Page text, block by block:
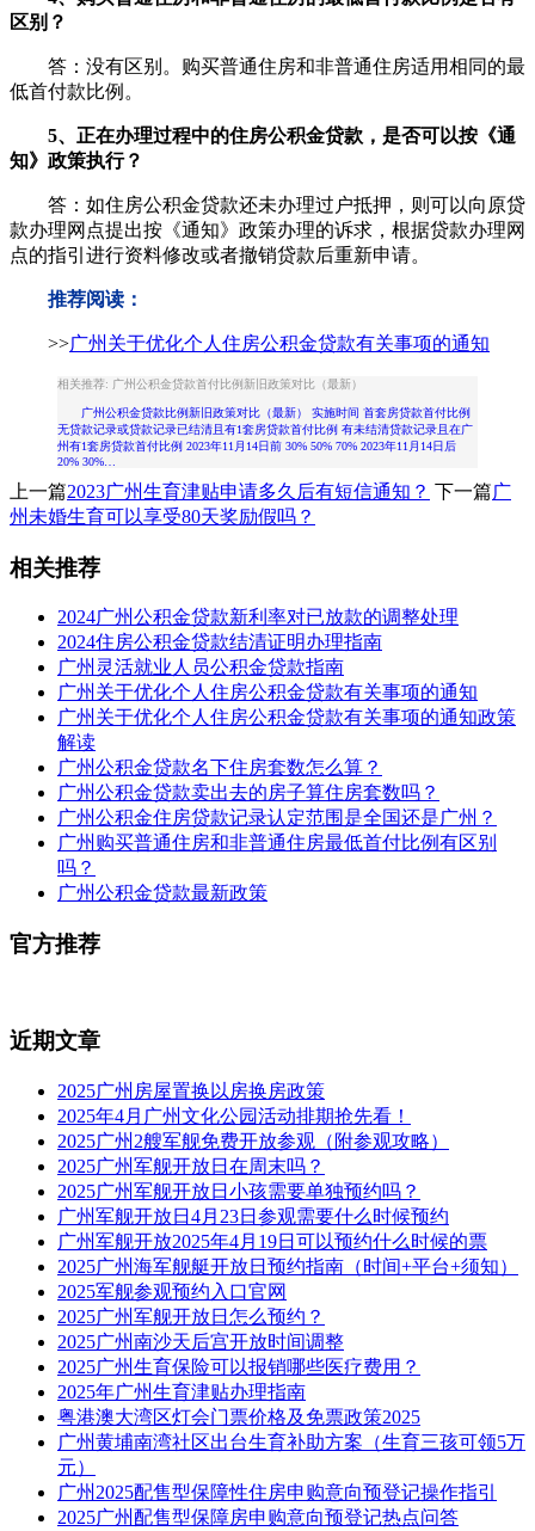
区别？
答：没有区别。购买普通住房和非普通住房适用相同的最
低首付款比例。
5、 正在办理过程中的住房公积金贷款，是否可以按《通
知》政策执行？
答：如住房公积金贷款还未办理过户抵押，则可以向原贷
款办理网点提出按《通知》政策办理的诉求，根据贷款办理网
点的指引进行资料修改或者撤销贷款后重新申请。
推荐阅读：
>>广州关于优化个人住房公积金贷款有关事项的通知
相关推荐: 广州公积金贷款首付比例新旧政策对比（最新）
广州公积金贷款比例新旧政策对比（最新） 实施时间 首套房贷款首付比例
无贷款记录或贷款记录已结清且有1套房贷款首付比例 有未结清贷款记录且在广
州有1套房贷款首付比例 2023年11月14日前 30% 50% 70% 2023年11月14日后
20% 30%…
上一篇2023广州生育津贴申请多久后有短信通知？ 下一篇广
州未婚生育可以享受80天奖励假吗？
相关推荐
2024广州公积金贷款新利率对已放款的调整处理
2024住房公积金贷款结清证明办理指南
广州灵活就业人员公积金贷款指南
广州关于优化个人住房公积金贷款有关事项的通知
广州关于优化个人住房公积金贷款有关事项的通知政策
解读
广州公积金贷款名下住房套数怎么算？
广州公积金贷款卖出去的房子算住房套数吗？
广州公积金住房贷款记录认定范围是全国还是广州？
广州购买普通住房和非普通住房最低首付比例有区别
吗？
广州公积金贷款最新政策
官方推荐
近期文章
2025广州房屋置换以房换房政策
2025年4月广州文化公园活动排期抢先看！
2025广州2艘军舰免费开放参观（附参观攻略）
2025广州军舰开放日在周末吗？
2025广州军舰开放日小孩需要单独预约吗？
广州军舰开放日4月23日参观需要什么时候预约
广州军舰开放2025年4月19日可以预约什么时候的票
2025广州海军舰艇开放日预约指南（时间+平台+须知）
2025军舰参观预约入口官网
2025广州军舰开放日怎么预约？
2025广州南沙天后宫开放时间调整
2025广州生育保险可以报销哪些医疗费用？
2025年广州生育津贴办理指南
粤港澳大湾区灯会门票价格及免票政策2025
广州黄埔南湾社区出台生育补助方案（生育三孩可领5万
元）
广州2025配售型保障性住房申购意向预登记操作指引
2025广州配售型保障房申购意向预登记热点问答